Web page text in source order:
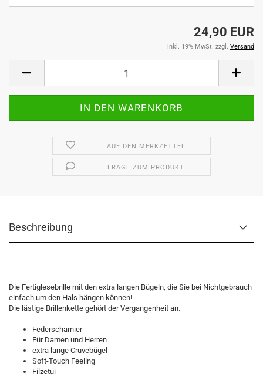
24,90 EUR
inkl. 19% MwSt. zzgl. Versand
AUF DEN MERKZETTEL
FRAGE ZUM PRODUKT
Beschreibung
Die Fertiglesebrille mit den extra langen Bügeln, die Sie bei Nichtgebrauch
einfach um den Hals hängen können!
Die lästige Brillenkette gehört der Vergangenheit an.
Federscharnier
Für Damen und Herren
extra lange Cruvebügel
Soft-Touch Feeling
Filzetui